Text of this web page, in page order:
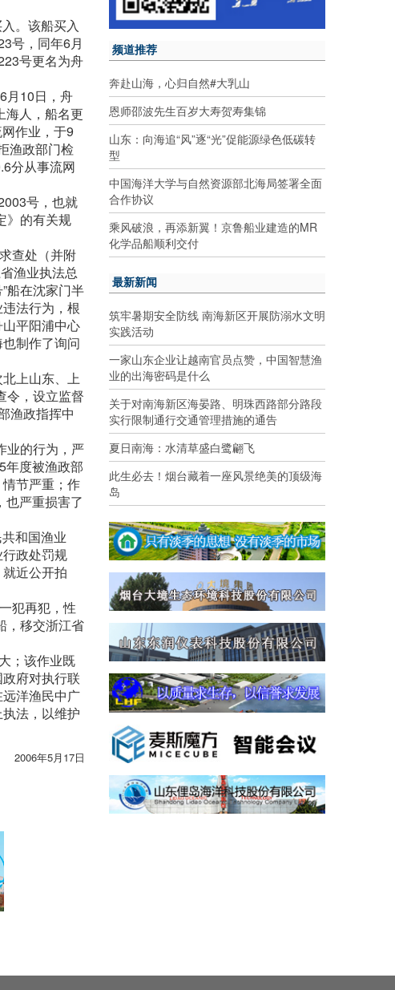
。该船买入
号，同年6月
号更名为舟
月10日，舟
海人，船名更
作业，于9
渔政部门检
分从事流网
号，也就
》的有关规
查处（并附
渔业执法总
船在沈家门半
法行为，根
平阳浦中心
制作了询问
上山东、上
令，设立监督
渔政指挥中
业的行为，严
年度被渔政部
节严重；作
也严重损害了
和国渔业
政处罚规
近公开拍
犯再犯，性
，移交浙江省
；该作业既
府对执行联
洋渔民中广
法，以维护
2006年5月17日
频道推荐
奔赴山海，心归自然#大乳山
恩师邵波先生百岁大寿贺寿集锦
山东：向海追“风”逐“光”促能源绿色低碳转
型
中国海洋大学与自然资源部北海局签署全面
合作协议
乘风破浪，再添新翼！京鲁船业建造的MR
化学品船顺利交付
最新新闻
筑牢暑期安全防线 南海新区开展防溺水文明
实践活动
一家山东企业让越南官员点赞，中国智慧渔
业的出海密码是什么
关于对南海新区海晏路、明珠西路部分路段
实行限制通行交通管理措施的通告
夏日南海：水清草盛白鹭翩飞
此生必去！烟台藏着一座风景绝美的顶级海
岛